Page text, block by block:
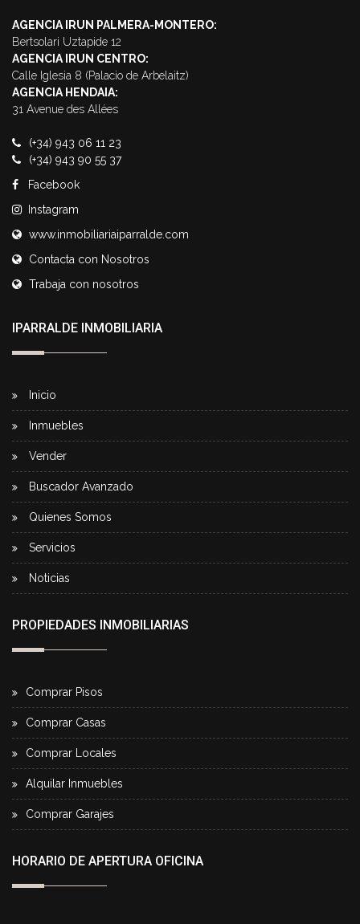
AGENCIA IRUN PALMERA-MONTERO:
Bertsolari Uztapide 12
AGENCIA IRUN CENTRO:
Calle Iglesia 8 (Palacio de Arbelaitz)
AGENCIA HENDAIA:
31 Avenue des Allées
(+34) 943 06 11 23
(+34) 943 90 55 37
Facebook
Instagram
www.inmobiliariaiparralde.com
Contacta con Nosotros
Trabaja con nosotros
IPARRALDE INMOBILIARIA
Inicio
Inmuebles
Vender
Buscador Avanzado
Quienes Somos
Servicios
Noticias
PROPIEDADES INMOBILIARIAS
Comprar Pisos
Comprar Casas
Comprar Locales
Alquilar Inmuebles
Comprar Garajes
HORARIO DE APERTURA OFICINA